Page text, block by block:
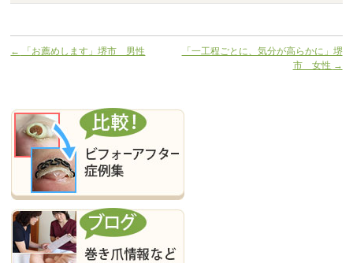
← 「お薦めします」堺市 男性
「一工程ごとに、気分が高らかに」堺
市 女性 →